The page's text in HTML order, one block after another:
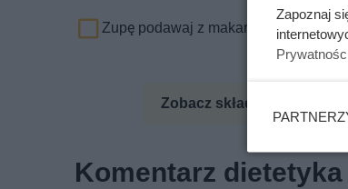
Zupę podawaj z makaronem ryżowym.
Zobacz składniki odżywcze
Komentarz dietetyka
Zapoznaj